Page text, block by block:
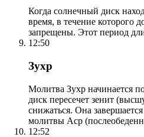
Когда солнечный диск
время, в течение которого
запрещены. Этот период
12:50
Зухр
Молитва Зухр начинается
диск пересечет зенит
снижаться. Она
молитвы Аср
12:52